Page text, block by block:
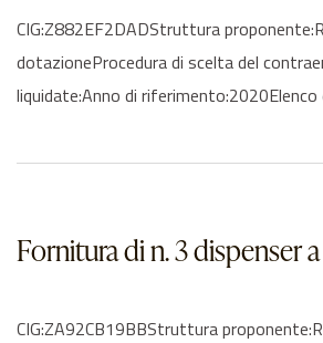
CIG:Z882EF2DADStruttura
dotazioneProcedura di scelta del
liquidate:Anno di
Fornitura di n. 3 dispenser
CIG:ZA92CB19BBStruttura